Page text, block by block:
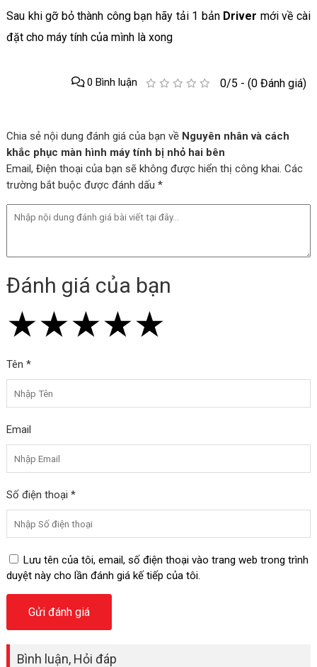
Sau khi gỡ bỏ thành công bạn hãy tải 1 bản Driver mới về cài
đặt cho máy tính của mình là xong
0/5 - (0 Đánh giá)
0 Bình luận
Chia sẻ nội dung đánh giá của bạn về Nguyên nhân và cách
khắc phục màn hình máy tính bị nhỏ hai bên
Email, Điện thoại của bạn sẽ không được hiển thị công khai. Các
trường bắt buộc được đánh dấu *
Đánh giá của bạn
★
★★
★★★
★★★★
★★★★★
Tên *
Email
Số điện thoại *
Lưu tên của tôi, email, số điện thoại vào trang web trong trình
duyệt này cho lần đánh giá kế tiếp của tôi.
Bình luận, Hỏi đáp